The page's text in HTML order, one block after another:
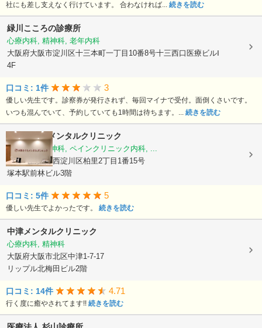
社にも差し支えなく行けています。 合わなければ... 続きを読む
緑川こころの診療所
心療内科, 精神科, 老年内科
大阪府大阪市淀川区十三本町一丁目10番8号十三西口医療ビルⅠ
4F
口コミ: 1件 3
優しい先生です。診察券が発行されず、毎回マイナで受付。面倒くさいです。
いつも混んでいて、予約していても1時間は待ちます。... 続きを読む
大阪さくらメンタルクリニック
心療内科, 精神科, ペインクリニック内科, ...
大阪府大阪市西淀川区柏里2丁目1番15号
塚本駅前林ビル3階
口コミ: 5件 5
優しい先生でよかったです。 続きを読む
中津メンタルクリニック
心療内科, 精神科
大阪府大阪市北区中津1-7-17
リップル北梅田ビル2階
口コミ: 14件 4.71
行く度に癒やされてます!! 続きを読む